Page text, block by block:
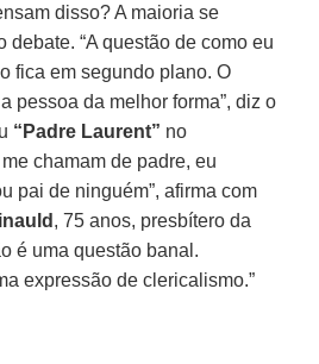
disso? A maioria se
debate. “A questão de como eu
fica em segundo plano. O
pessoa da melhor forma”, diz o
“Padre Laurent” no
me chamam de padre, eu
pai de ninguém”, afirma com
, 75 anos, presbítero da
é uma questão banal.
expressão de clericalismo.”